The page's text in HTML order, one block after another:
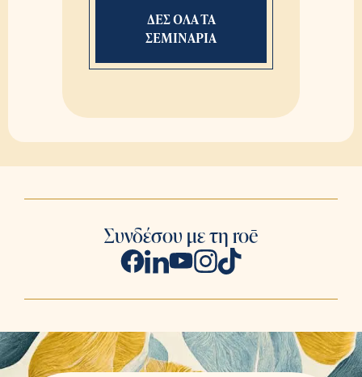
ΔΕΣ ΟΛΑ ΤΑ
ΣΕΜΙΝΑΡΙΑ
Συνδέσου με τη roē